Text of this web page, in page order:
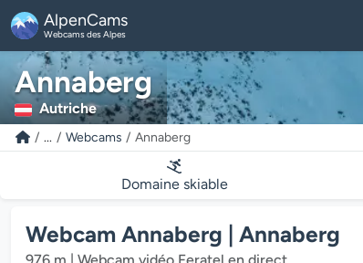
AlpenCams
Webcams des Alpes
Annaberg
Autriche
... Webcams Annaberg
Domaine skiable
Webcam Annaberg | Annaberg